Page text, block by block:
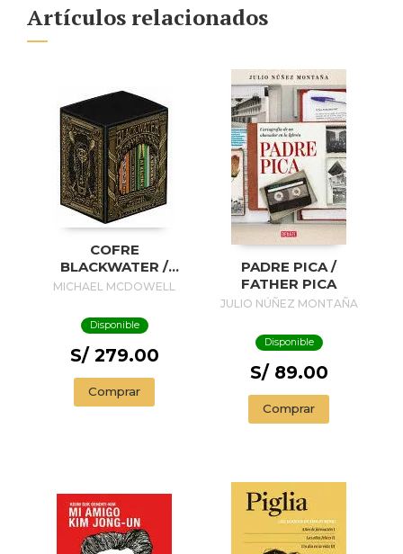
Artículos relacionados
COFRE
BLACKWATER /
BLACKWATER
MICHAEL MCDOWELL
Disponible
S/ 279.00
Comprar
PADRE PICA /
FATHER PICA
JULIO NÚÑEZ MONTAÑA
Disponible
S/ 89.00
Comprar